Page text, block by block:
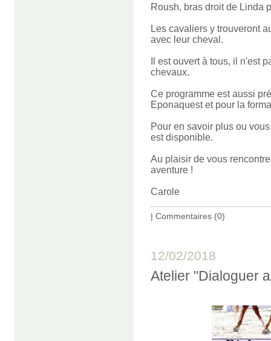
Roush, bras droit de Linda
Les cavaliers y trouveront
avec leur cheval.
Il est ouvert à tous, il n'est
chevaux.
Ce programme est aussi
Eponaquest et pour la
Pour en savoir plus ou
est disponible.
Au plaisir de vous
aventure !
Carole
| Commentaires (0)
12/02/2018
Atelier "Dialoguer